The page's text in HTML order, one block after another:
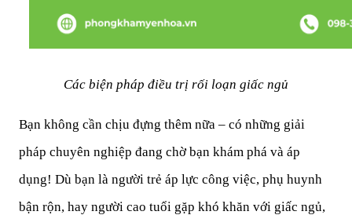
Các biện pháp điều trị rối loạn giấc ngủ
Bạn không cần chịu đựng thêm nữa – có những giải
pháp chuyên nghiệp đang chờ bạn khám phá và áp
dụng! Dù bạn là người trẻ áp lực công việc, phụ huynh
bận rộn, hay người cao tuổi gặp khó khăn với giấc ngủ,